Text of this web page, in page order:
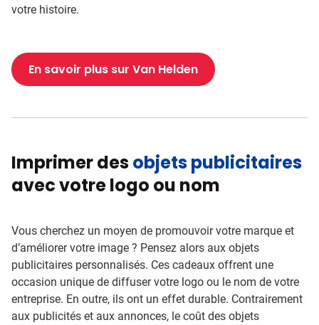
votre histoire.
En savoir plus sur Van Helden
Imprimer desobjets publicitaires
avec votre logo ou nom
Vous cherchez un moyen de promouvoir votre marque et
d’améliorer votre image ? Pensez alors aux objets
publicitaires personnalisés. Ces cadeaux offrent une
occasion unique de diffuser votre logo ou le nom de votre
entreprise. En outre, ils ont un effet durable. Contrairement
aux publicités et aux annonces, le coût des objets